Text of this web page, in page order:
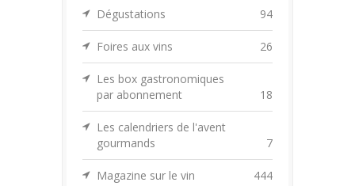
Dégustations 94
Foires aux vins 26
Les box gastronomiques
par abonnement
18
Les calendriers de l'avent
gourmands
7
Magazine sur le vin 444